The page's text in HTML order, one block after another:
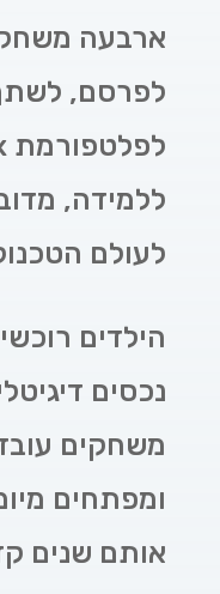
ארבעה
לפרסם,
ללמידה,
לעולם
הילדים
נכסים
משחקים
ומפתחים
אותם שנים